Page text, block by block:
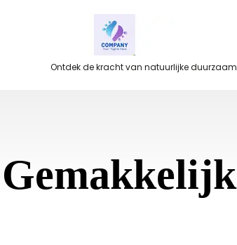
Ontdek de kracht van natuurlijke